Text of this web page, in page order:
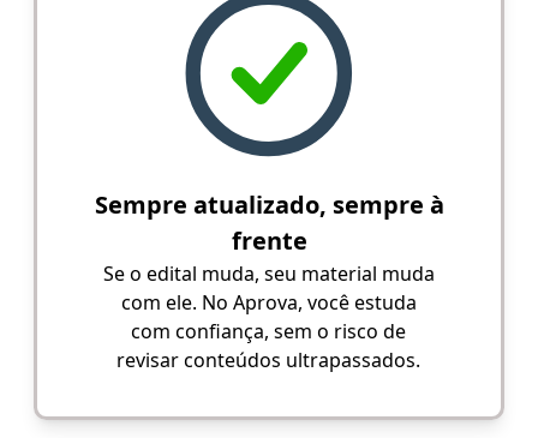
Sempre atualizado, sempre à
frente
Se o edital muda, seu material muda
com ele. No Aprova, você estuda
com confiança, sem o risco de
revisar conteúdos ultrapassados.